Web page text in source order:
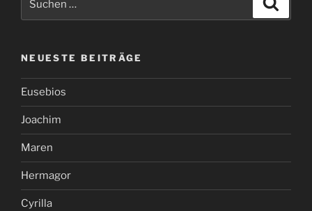
NEUESTE BEITRÄGE
Eusebios
Joachim
Maren
Hermagor
Cyrilla